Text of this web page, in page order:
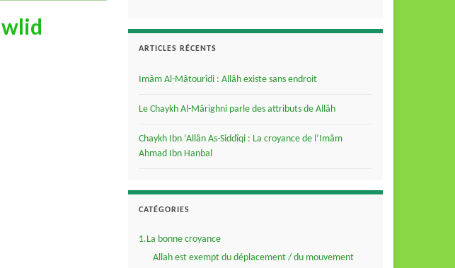
ARTICLES RÉCENTS
Imâm Al-Mâtourîdi : Allâh existe sans endroit
Le Chaykh Al-Mârighni parle des attributs de Allâh
Chaykh Ibn ‘Allân As-Siddîqi : La croyance de l’Imâm
Ahmad Ibn Hanbal
CATÉGORIES
1.La bonne croyance
Allah est exempt du déplacement / du mouvement